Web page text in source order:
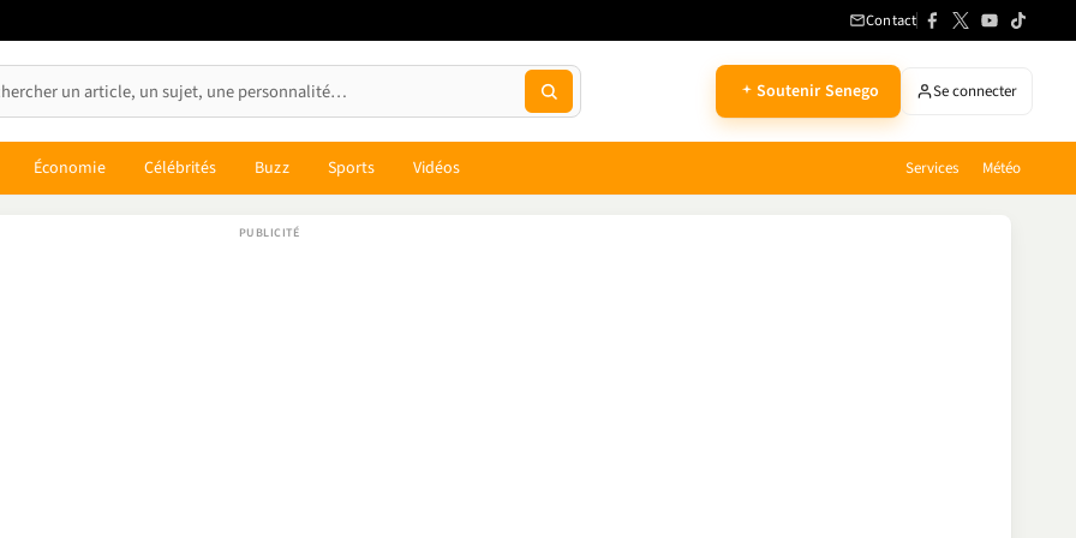
Contact
Soutenir Senego Se connecter
Économie Célébrités Buzz Sports Vidéos Services Météo